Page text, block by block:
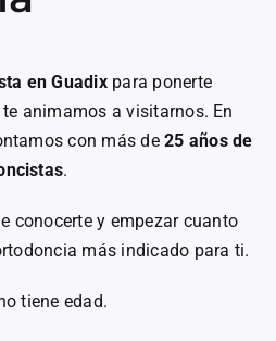
en Guadix para ponerte
animamos a visitarnos. En
con más de25 años de
.
conocerte y empezar cuanto
más indicado para ti.
tiene edad.